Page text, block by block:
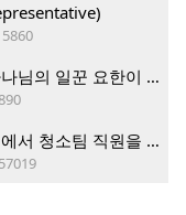
진짜가 나타났다! 30년 경력 건축가, 하나님의 일꾼 요한이 책임 시공합니다.
레드몬드에 위치한 커머셜 클리닝 업체에서 청소팀 직원을 모집합니다.